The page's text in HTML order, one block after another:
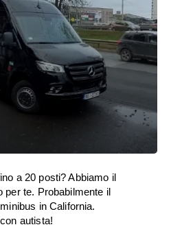
a 20 posti? Abbiamo il
per te. Probabilmente il
in California.
autista!